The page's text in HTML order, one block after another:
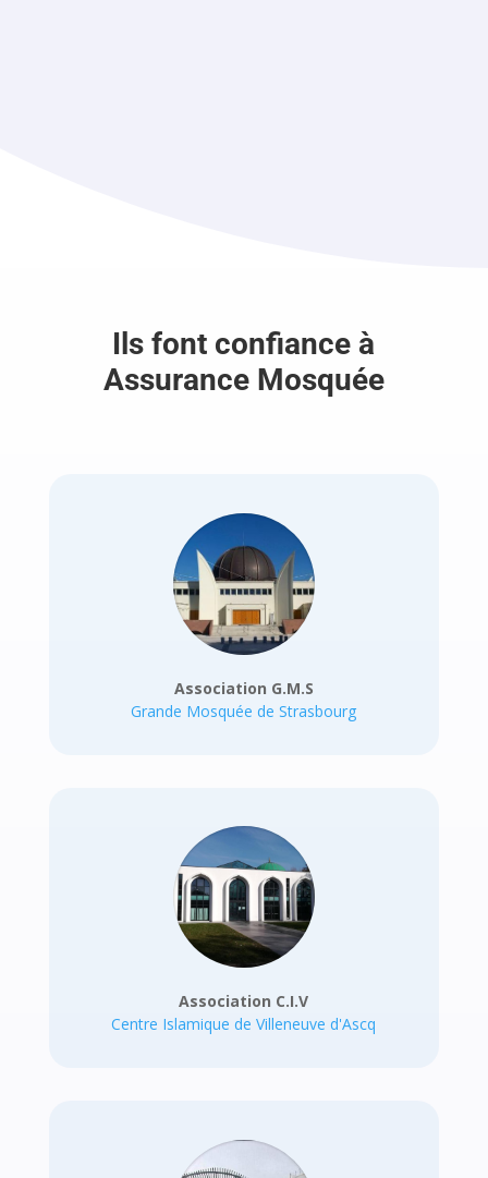
Ils font confiance à
Assurance Mosquée
Association G.M.S
Grande Mosquée de Strasbourg
Association C.I.V
Centre Islamique de Villeneuve d'Ascq